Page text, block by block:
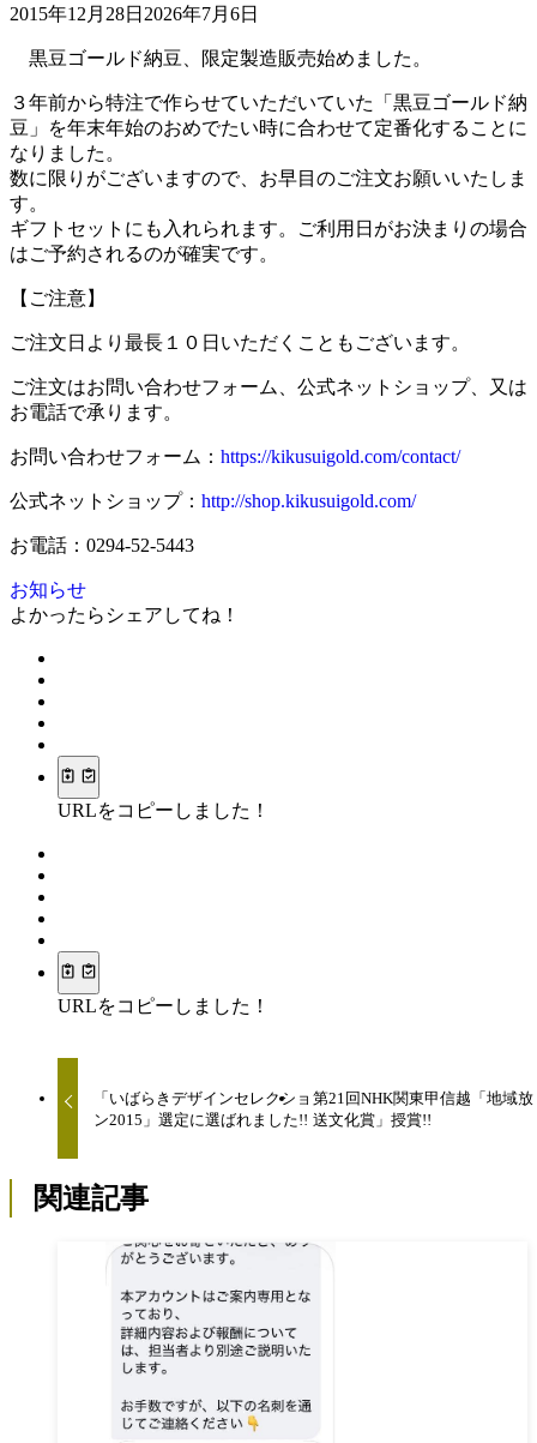
2015年12月28日 2026年7月6日
黒豆ゴールド納豆、限定製造販売始めました。
３年前から特注で作らせていただいていた「黒豆ゴールド納
豆」を年末年始のおめでたい時に合わせて定番化することに
なりました。
数に限りがございますので、お早目のご注文お願いいたしま
す。
ギフトセットにも入れられます。ご利用日がお決まりの場合
はご予約されるのが確実です。
【ご注意】
ご注文日より最長１０日いただくこともございます。
ご注文はお問い合わせフォーム、公式ネットショップ、又は
お電話で承ります。
お問い合わせフォーム： https://kikusuigold.com/contact/
公式ネットショップ： http://shop.kikusuigold.com/
お電話：0294-52-5443
お知らせ
よかったらシェアしてね！
URLをコピーしました！
URLをコピーしました！
「いばらきデザインセレクショ
ン2015」選定に選ばれました!!
第21回NHK関東甲信越「地域放
送文化賞」授賞!!
関連記事